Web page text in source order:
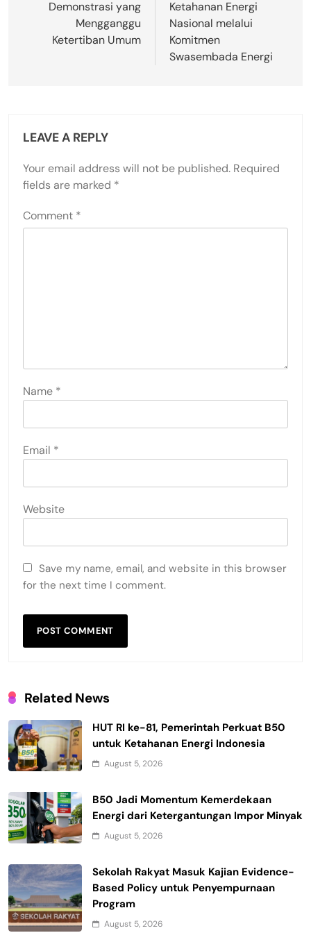
Demonstrasi yang
Mengganggu
Ketertiban Umum
Ketahanan Energi
Nasional melalui
Komitmen
Swasembada Energi
LEAVE A REPLY
Your email address will not be published. Required
fields are marked *
Comment *
Name *
Email *
Website
Save my name, email, and website in this browser
for the next time I comment.
Related News
HUT RI ke-81, Pemerintah Perkuat B50
untuk Ketahanan Energi Indonesia
August 5, 2026
B50 Jadi Momentum Kemerdekaan
Energi dari Ketergantungan Impor Minyak
August 5, 2026
Sekolah Rakyat Masuk Kajian Evidence-
Based Policy untuk Penyempurnaan
Program
August 5, 2026